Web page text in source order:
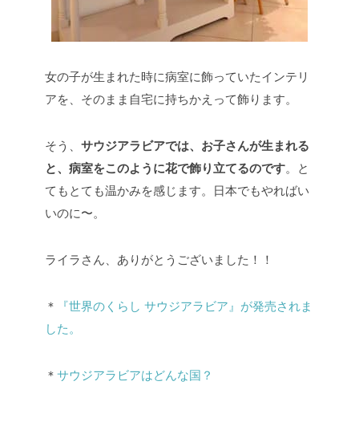
女の子が生まれた時に病室に飾っていたインテリ
アを、そのまま自宅に持ちかえって飾ります。
そう、 サウジアラビアでは、お子さんが生まれる
と、病室をこのように花で飾り立てるのです。と
てもとても温かみを感じます。日本でもやればい
いのに〜。
ライラさん、ありがとうございました！！
＊
『世界のくらし サウジアラビア』が発売されま
した。
＊ サウジアラビアはどんな国？